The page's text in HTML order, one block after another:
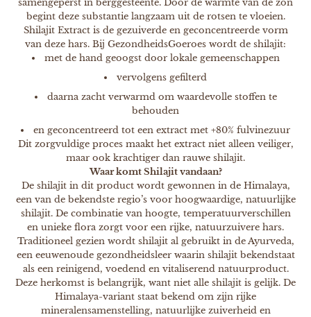
samengeperst in berggesteente. Door de warmte van de zon
begint deze substantie langzaam uit de rotsen te vloeien.
Shilajit Extract is de gezuiverde en geconcentreerde vorm
van deze hars. Bij GezondheidsGoeroes wordt de shilajit:
met de hand geoogst door lokale gemeenschappen
vervolgens gefilterd
daarna zacht verwarmd om waardevolle stoffen te
behouden
en geconcentreerd tot een extract met +80% fulvinezuur
Dit zorgvuldige proces maakt het extract niet alleen veiliger,
maar ook krachtiger dan rauwe shilajit.
Waar komt Shilajit vandaan?
De shilajit in dit product wordt gewonnen in de Himalaya,
een van de bekendste regio’s voor hoogwaardige, natuurlijke
shilajit. De combinatie van hoogte, temperatuurverschillen
en unieke flora zorgt voor een rijke, natuurzuivere hars.
Traditioneel gezien wordt shilajit al gebruikt in de Ayurveda,
een eeuwenoude gezondheidsleer waarin shilajit bekendstaat
als een reinigend, voedend en vitaliserend natuurproduct.
Deze herkomst is belangrijk, want niet alle shilajit is gelijk. De
Himalaya-variant staat bekend om zijn rijke
mineralensamenstelling, natuurlijke zuiverheid en